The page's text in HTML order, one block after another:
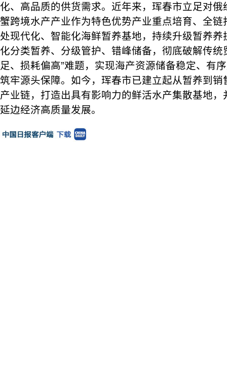
化、高品质的供货需求。近年来，珲春市立足对
蟹跨境水产产业作为特色优势产业重点培育、全
处现代化、智能化海鲜暂养基地，持续升级暂养
化分类暂养、分级管护、错峰储备，彻底破解传统
足、损耗偏高”难题，实现海产资源储备稳定、有
筑牢源头保障。如今，珲春市已建立起从暂养到
产业链，打造出具有影响力的鲜活水产集散基地
延边经济高质量发展。